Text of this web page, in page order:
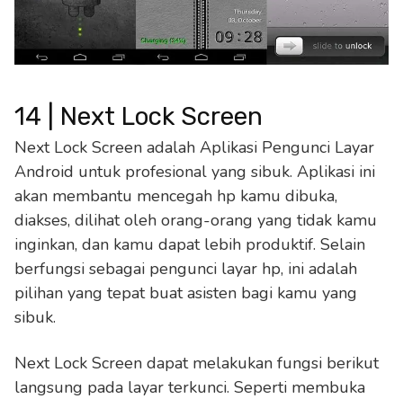
14 | Next Lock Screen
Next Lock Screen adalah Aplikasi Pengunci Layar
Android untuk profesional yang sibuk. Aplikasi ini
akan membantu mencegah hp kamu dibuka,
diakses, dilihat oleh orang-orang yang tidak kamu
inginkan, dan kamu dapat lebih produktif. Selain
berfungsi sebagai pengunci layar hp, ini adalah
pilihan yang tepat buat asisten bagi kamu yang
sibuk.
Next Lock Screen dapat melakukan fungsi berikut
langsung pada layar terkunci. Seperti membuka